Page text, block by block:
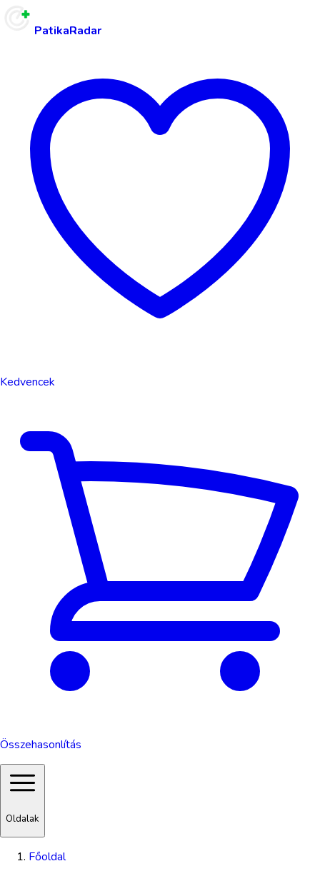
PatikaRadar
Kedvencek
Összehasonlítás
Oldalak
Főoldal